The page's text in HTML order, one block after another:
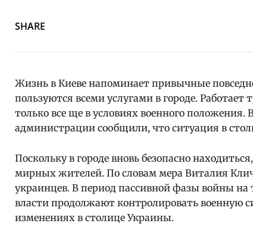
SHARE
Жизнь в Киеве напоминает привычные
пользуются всеми услугами в городе. Работает
только все ще в условиях военного положения.
администрации сообщили, что ситуация в
Поскольку в городе вновь безопасно
мирных жителей. По словам мера Виталия
украинцев. В период пассивной фазы войны
власти продолжают контролировать военную
изменениях в столице Украины.